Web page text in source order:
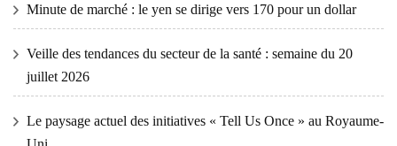
Minute de marché : le yen se dirige vers 170 pour un dollar
Veille des tendances du secteur de la santé : semaine du 20
juillet 2026
Le paysage actuel des initiatives « Tell Us Once » au Royaume-